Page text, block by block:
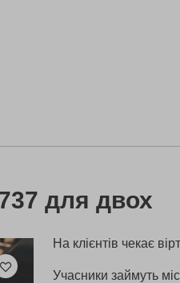
для двох
На клієнтів чекає
Учасники займуть